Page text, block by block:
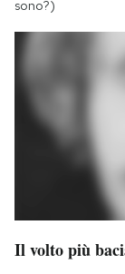
sono?)
Il volto più